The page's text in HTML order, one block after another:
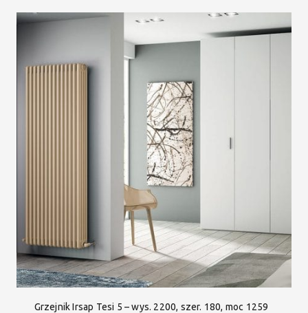
Grzejnik Irsap Tesi 5 – wys. 2200, szer. 180, moc 1259